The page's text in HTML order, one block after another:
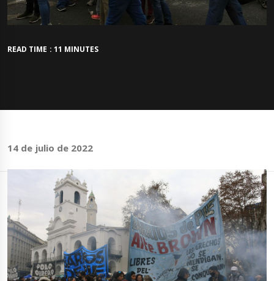
READ TIME : 11 MINUTES
14 de julio de 2022